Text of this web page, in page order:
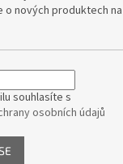
o nových produktech na
souhlasíte s
osobních údajů